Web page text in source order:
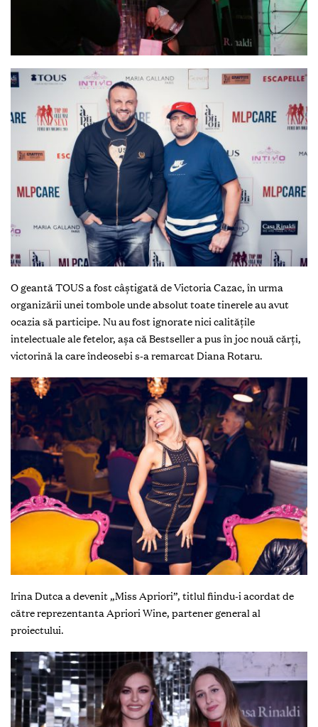
O geantă TOUS a fost câștigată de Victoria Cazac, în urma
organizării unei tombole unde absolut toate tinerele au avut
ocazia să participe. Nu au fost ignorate nici calitățile
intelectuale ale fetelor, așa că Bestseller a pus în joc nouă cărți,
victorină la care îndeosebi s-a remarcat Diana Rotaru.
Irina Dutca a devenit „Miss Apriori”, titlul fiindu-i acordat de
către reprezentanta Apriori Wine, partener general al
proiectului.